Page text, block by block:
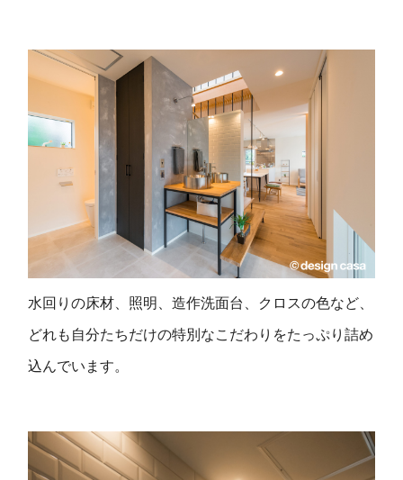
水回りの床材、照明、造作洗面台、クロスの色など、
どれも自分たちだけの特別なこだわりをたっぷり詰め
込んでいます。